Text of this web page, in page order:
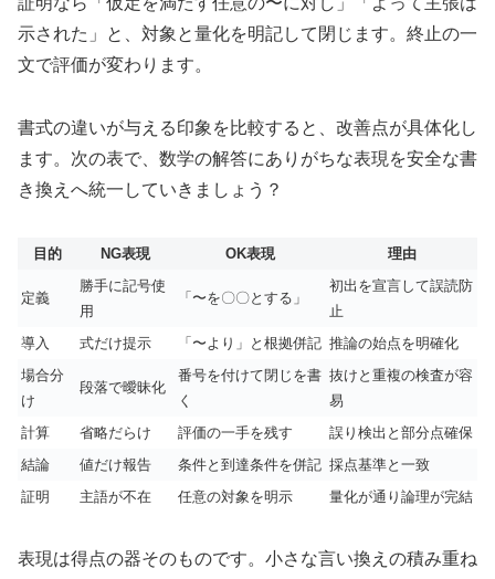
示された」と、対象と量化を明記して閉じます。終止の一
文で評価が変わります。
書式の違いが与える印象を比較すると、改善点が具体化し
ます。次の表で、数学の解答にありがちな表現を安全な書
き換えへ統一していきましょう？
目的 NG表現 OK表現 理由
定義
勝手に記号使
用
「〜を〇〇とする」
初出を宣言して誤読防
止
導入
式だけ提示 「〜より」と根拠併記 推論の始点を明確化
場合分
け
段落で曖昧化
番号を付けて閉じを書
く
抜けと重複の検査が容
易
計算
省略だらけ 評価の一手を残す
誤り検出と部分点確保
結論
値だけ報告 条件と到達条件を併記 採点基準と一致
証明
主語が不在 任意の対象を明示 量化が通り論理が完結
表現は得点の器そのものです。小さな言い換えの積み重ね